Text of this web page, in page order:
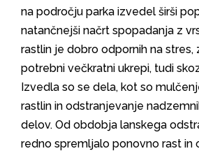
na področju parka izvedel širši
natančnejši načrt spopadanja z
rastlin je dobro odpornih na stres,
potrebni večkratni ukrepi, tudi
Izvedla so se dela, kot so
rastlin in odstranjevanje
delov. Od obdobja lanskega
redno spremljalo ponovno rast in